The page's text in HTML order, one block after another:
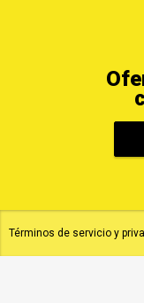
Términos de servicio y